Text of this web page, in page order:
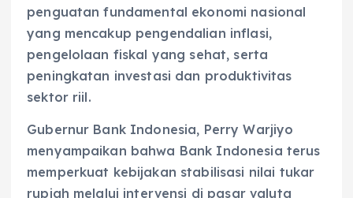
penguatan fundamental ekonomi nasional
yang mencakup pengendalian inflasi,
pengelolaan fiskal yang sehat, serta
peningkatan investasi dan produktivitas
sektor riil.
Gubernur Bank Indonesia, Perry Warjiyo
menyampaikan bahwa Bank Indonesia terus
memperkuat kebijakan stabilisasi nilai tukar
rupiah melalui intervensi di pasar valuta